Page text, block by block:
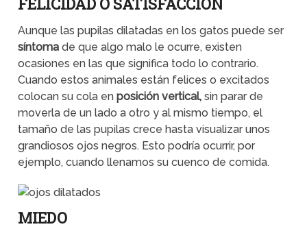
Aunque las pupilas dilatadas en los gatos puede ser
síntomade que algo malo le ocurre, existen
ocasiones en las que significa todo lo contrario.
Cuando estos animales están felices o excitados
colocan su cola enposición vertical, sin parar de
moverla de un lado a otro y al mismo tiempo, el
tamaño de las pupilas crece hasta visualizar unos
grandiosos ojos negros. Esto podría ocurrir, por
ejemplo, cuando llenamos su cuenco de comida.
MIEDO